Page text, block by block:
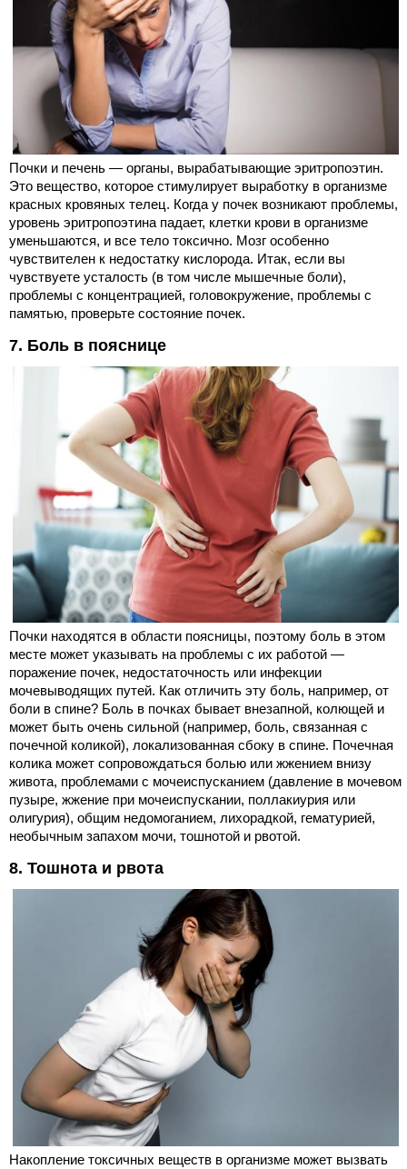
Почки и печень — органы, вырабатывающие эритропоэтин.
Это вещество, которое стимулирует выработку в организме
красных кровяных телец. Когда у почек возникают проблемы,
уровень эритропоэтина падает, клетки крови в организме
уменьшаются, и все тело токсично. Мозг особенно
чувствителен к недостатку кислорода. Итак, если вы
чувствуете усталость (в том числе мышечные боли),
проблемы с концентрацией, головокружение, проблемы с
памятью, проверьте состояние почек.
7. Боль в пояснице
Почки находятся в области поясницы, поэтому боль в этом
месте может указывать на проблемы с их работой —
поражение почек, недостаточность или инфекции
мочевыводящих путей. Как отличить эту боль, например, от
боли в спине? Боль в почках бывает внезапной, колющей и
может быть очень сильной (например, боль, связанная с
почечной коликой), локализованная сбоку в спине. Почечная
колика может сопровождаться болью или жжением внизу
живота, проблемами с мочеиспусканием (давление в мочевом
пузыре, жжение при мочеиспускании, поллакиурия или
олигурия), общим недомоганием, лихорадкой, гематурией,
необычным запахом мочи, тошнотой и рвотой.
8. Тошнота и рвота
Накопление токсичных веществ в организме может вызвать